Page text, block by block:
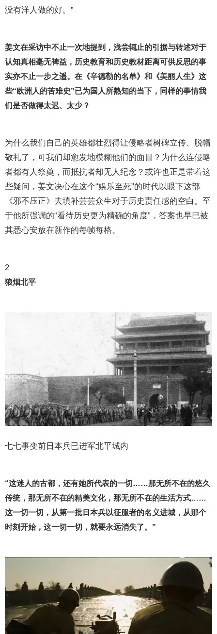
没有洋人做的好。”
姜文在采访中不止一次地提到，浅尝辄止的引据与转述对于
认知真相毫无裨益，历史教育和历史教材距离可供反思的事
实亦不止一步之遥。在《辛德勒的名单》和《美丽人生》这
些“欧洲人的苦难史”已为国人所熟知的当下，同样的事情我
们是否做得太迟、太少？
为什么我们自己的英雄都壮烈得让侵略者树碑立传、脱帽
敬礼了，可我们却愈发地模糊他们的面目？为什么连侵略
者都有人祭奠，而抵抗者却无人纪念？或许也正是带着这
些疑问，姜文决心在这个“娱乐至死”的时代以眼下这部
《邪不压正》去填补芸芸众生对于历史责任感的空白。至
于他所强调的“看待历史更为精确的角度”，答案也早已被
其悉心安放在新作的每帧每格。
2
狼烟北平
七七事变前日本兵已进军北平城内
“这迷人的古都，还有她所代表的一切……那无所不在的悠久
传统，那无所不在的精美文化，那无所不在的生活方式……
这一切一切，从第一批日本兵以征服者的名义进城，从那个
时刻开始，这一切一切，就要永远消失了。”